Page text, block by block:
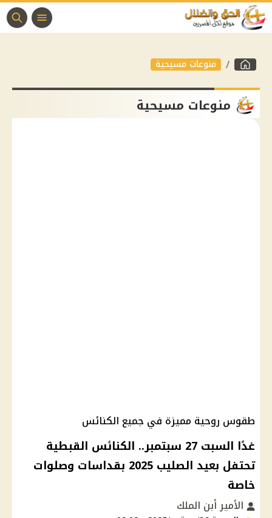
منوعات مسيحية
منوعات مسيحية
طقوس روحية مميزة في جميع الكنائس
غدًا السبت 27 سبتمبر.. الكنائس القبطية
تحتفل بعيد الصليب 2025 بقداسات وصلوات
خاصة
الأمير أبن الملك